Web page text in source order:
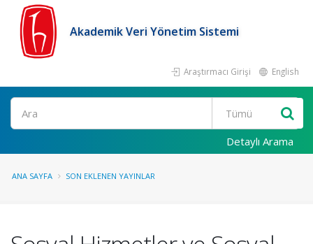
Akademik Veri Yönetim Sistemi
Araştırmacı Girişi English
Ara
Detaylı Arama
ANA SAYFA SON EKLENEN YAYINLAR